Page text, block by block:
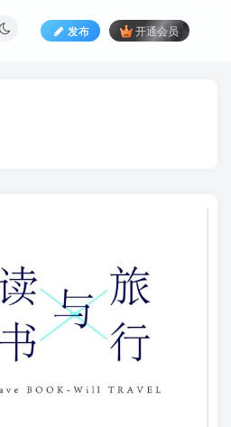
发布 开通会员